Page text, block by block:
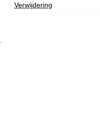
Verwijdering